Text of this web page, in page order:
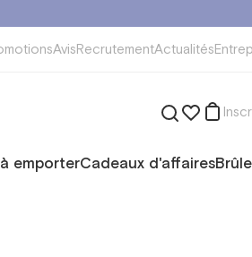
AvisRecrutementActualités
emporterCadeaux d'affaires